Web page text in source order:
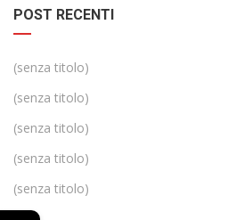
POST RECENTI
(senza titolo)
(senza titolo)
(senza titolo)
(senza titolo)
(senza titolo)